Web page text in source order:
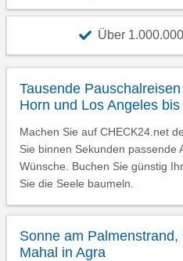
Über
Tausende
Horn und Los Angeles
Machen Sie auf CHECK24.net
Sie binnen Sekunden passende
Wünsche. Buchen Sie günstig
Sie die Seele baumeln.
Sonne am
Mahal in Agra